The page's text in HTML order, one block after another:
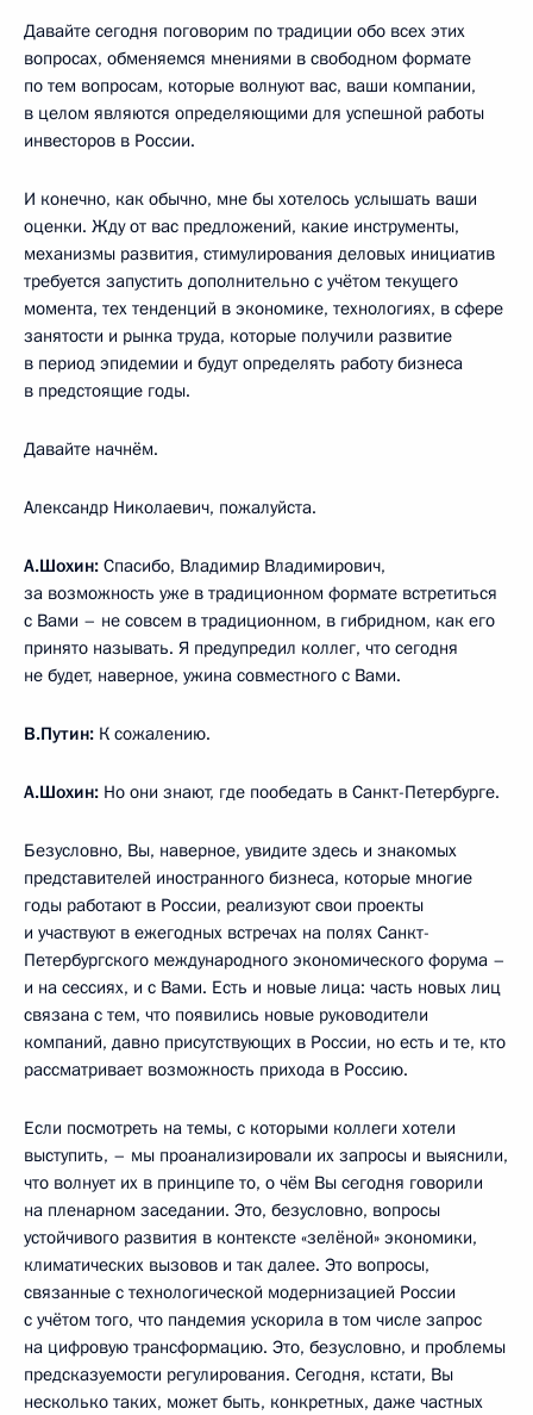
Давайте сегодня поговорим по традиции обо всех этих
вопросах, обменяемся мнениями в свободном формате
по тем вопросам, которые волнуют вас, ваши компании,
в целом являются определяющими для успешной работы
инвесторов в России.
И конечно, как обычно, мне бы хотелось услышать ваши
оценки. Жду от вас предложений, какие инструменты,
механизмы развития, стимулирования деловых инициатив
требуется запустить дополнительно с учётом текущего
момента, тех тенденций в экономике, технологиях, в сфере
занятости и рынка труда, которые получили развитие
в период эпидемии и будут определять работу бизнеса
в предстоящие годы.
Давайте начнём.
Александр Николаевич, пожалуйста.
А.Шохин: Спасибо, Владимир Владимирович,
за возможность уже в традиционном формате встретиться
с Вами – не совсем в традиционном, в гибридном, как его
принято называть. Я предупредил коллег, что сегодня
не будет, наверное, ужина совместного с Вами.
В.Путин: К сожалению.
А.Шохин: Но они знают, где пообедать в Санкт-Петербурге.
Безусловно, Вы, наверное, увидите здесь и знакомых
представителей иностранного бизнеса, которые многие
годы работают в России, реализуют свои проекты
и участвуют в ежегодных встречах на полях Санкт-
Петербургского международного экономического форума –
и на сессиях, и с Вами. Есть и новые лица: часть новых лиц
связана с тем, что появились новые руководители
компаний, давно присутствующих в России, но есть и те, кто
рассматривает возможность прихода в Россию.
Если посмотреть на темы, с которыми коллеги хотели
выступить, – мы проанализировали их запросы и выяснили,
что волнует их в принципе то, о чём Вы сегодня говорили
на пленарном заседании. Это, безусловно, вопросы
устойчивого развития в контексте «зелёной» экономики,
климатических вызовов и так далее. Это вопросы,
связанные с технологической модернизацией России
с учётом того, что пандемия ускорила в том числе запрос
на цифровую трансформацию. Это, безусловно, и проблемы
предсказуемости регулирования. Сегодня, кстати, Вы
несколько таких, может быть, конкретных, даже частных